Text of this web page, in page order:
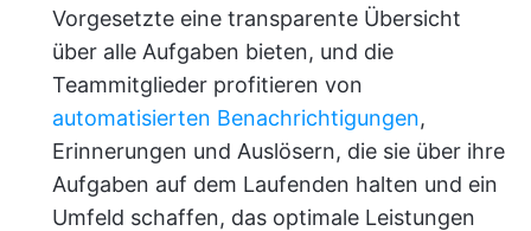
Vorgesetzte eine transparente Übersicht
über alle Aufgaben bieten, und die
Teammitglieder profitieren von
automatisierten Benachrichtigungen,
Erinnerungen und Auslösern, die sie über ihre
Aufgaben auf dem Laufenden halten und ein
Umfeld schaffen, das optimale Leistungen